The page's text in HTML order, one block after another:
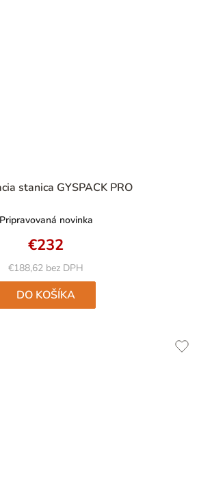
stanica GYSPACK PRO
Pripravovaná novinka
€188,62 bez DPH
€232
DO KOŠÍKA